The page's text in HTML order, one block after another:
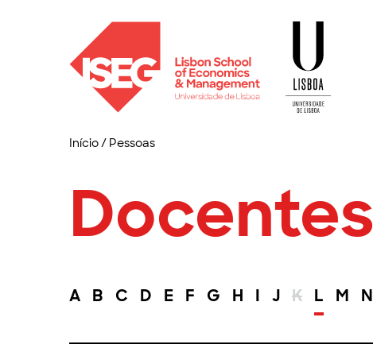
Início/ Pessoas
Docentes
A B C D E F G H I J K L M N